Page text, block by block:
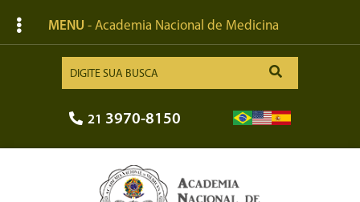
MENU - Academia Nacional de Medicina
21 3970-8150